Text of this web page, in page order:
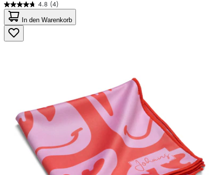
4.8 (4)
4.8
von
5
Sternen.
4
In den Warenkorb